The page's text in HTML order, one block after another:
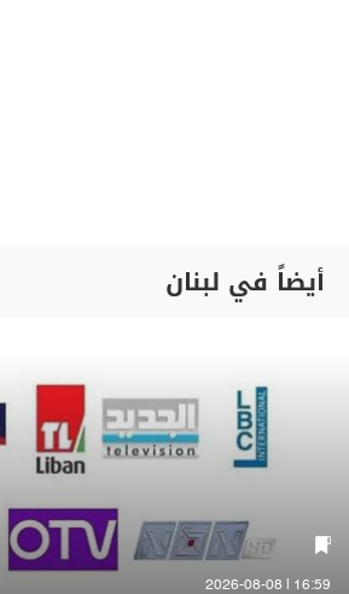
أيضاً في لبنان
16:59 | 2026-08-08